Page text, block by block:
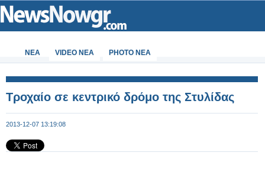
ΝΕΑ VIDEO NEA PHOTO NEA
Τροχαίο σε κεντρικό δρόμο της Στυλίδας
2013-12-07 13:19:08